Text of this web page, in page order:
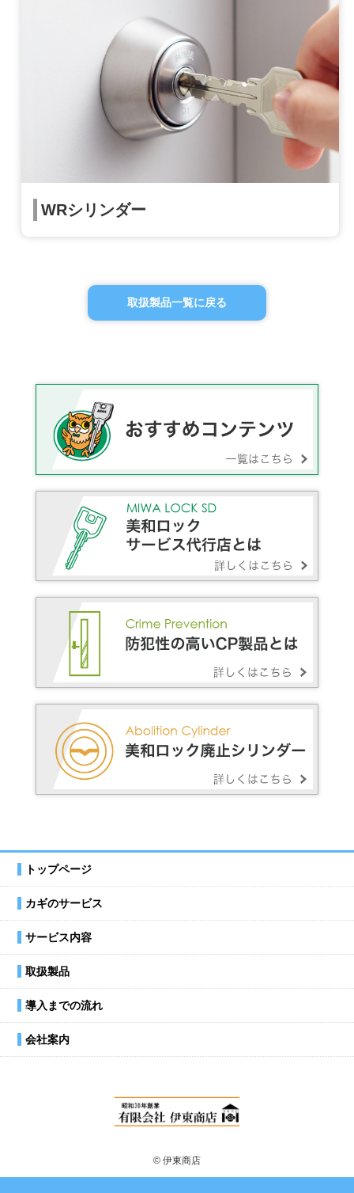
WRシリンダー
取扱製品一覧に戻る
トップページ
カギのサービス
サービス内容
取扱製品
導入までの流れ
会社案内
© 伊東商店